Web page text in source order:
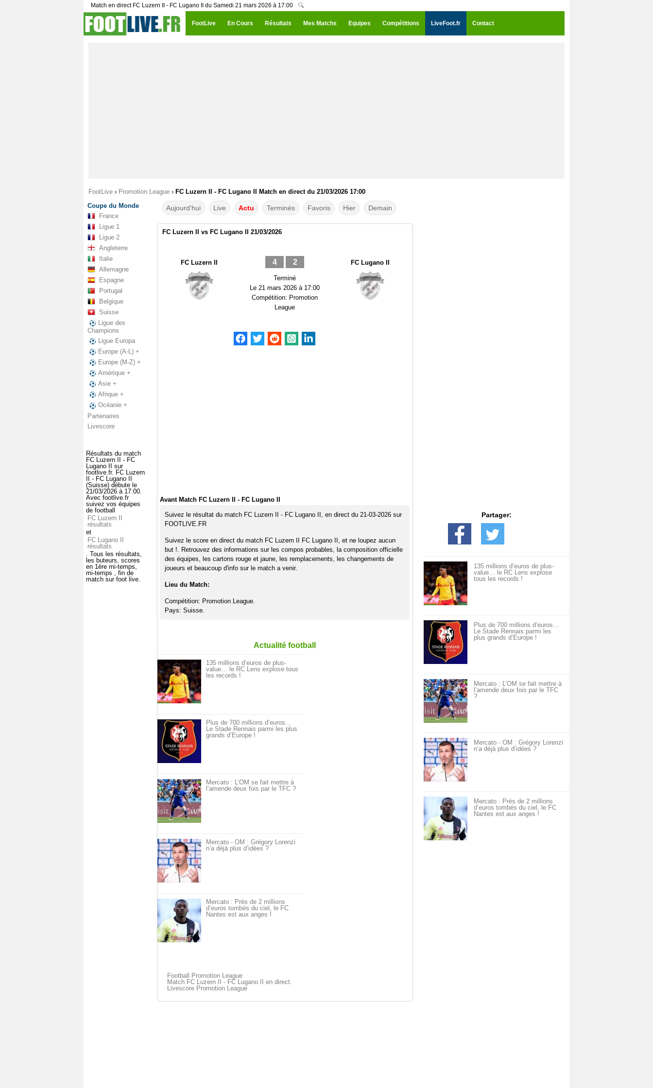
Match en direct FC Luzern II - FC Lugano II du Samedi 21 mars 2026 à 17:00 🔍
FootLive En Cours Résultats Mes Matchs Equipes Compétitions LiveFoot.fr Contact
FootLive › Promotion League › FC Luzern II - FC Lugano II Match en direct du 21/03/2026 17:00
Coupe du Monde
France
Ligue 1
Ligue 2
Angleterre
Italie
Allemagne
Espagne
Portugal
Belgique
Suisse
Ligue des
Champions
Ligue Europa
Europe (A-L) +
Europe (M-Z) +
Amérique +
Asie +
Afrique +
Océanie +
Partenaires
Livescore
Résultats du match
FC Luzern II - FC
Lugano II sur
footlive.fr. FC Luzern
II - FC Lugano II
(Suisse) débute le
21/03/2026 à 17:00.
Avec footlive.fr
suivez vos équipes
de football
FC Luzern II
résultats
et
FC Lugano II
résultats
. Tous les résultats,
les buteurs, scores
en 1ère mi-temps,
mi-temps , fin de
match sur foot live.
Aujourd'hui Live Actu Terminés Favoris Hier Demain
FC Luzern II vs FC Lugano II 21/03/2026
FC Luzern II 4 2
Terminé
Le 21 mars 2026 à 17:00
Compétition: Promotion
League
FC Lugano II
Avant Match FC Luzern II - FC Lugano II
Suivez le résultat du match FC Luzern II - FC Lugano II, en direct du 21-03-2026 sur
FOOTLIVE.FR
Suivez le score en direct du match FC Luzern II FC Lugano II, et ne loupez aucun
but !. Retrouvez des informations sur les compos probables, la composition officielle
des équipes, les cartons rouge et jaune, les remplacements, les changements de
joueurs et beaucoup d'info sur le match a venir.
Lieu du Match:
Compétition: Promotion League.
Pays: Suisse.
Actualité football
135 millions d’euros de plus-
value… le RC Lens explose tous
les records !
Plus de 700 millions d’euros…
Le Stade Rennais parmi les plus
grands d’Europe !
Mercato : L’OM se fait mettre à
l’amende deux fois par le TFC ?
Mercato - OM : Grégory Lorenzi
n’a déjà plus d’idées ?
Mercato : Près de 2 millions
d’euros tombés du ciel, le FC
Nantes est aux anges !
Football Promotion League
Match FC Luzern II - FC Lugano II en direct.
Livescore Promotion League
Partager:
135 millions d’euros de plus-
value… le RC Lens explose
tous les records !
Plus de 700 millions d’euros…
Le Stade Rennais parmi les
plus grands d’Europe !
Mercato : L’OM se fait mettre à
l’amende deux fois par le TFC
?
Mercato - OM : Grégory Lorenzi
n’a déjà plus d’idées ?
Mercato : Près de 2 millions
d’euros tombés du ciel, le FC
Nantes est aux anges !